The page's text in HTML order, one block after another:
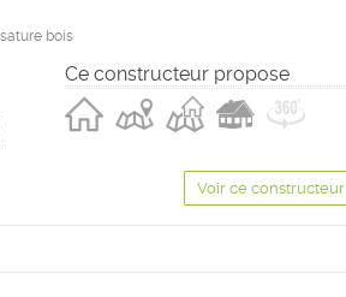
bois
Ce constructeur propose
Voir ce constructeur